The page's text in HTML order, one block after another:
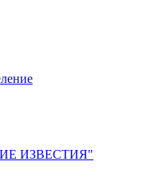
ИЗВЕСТИЯ"